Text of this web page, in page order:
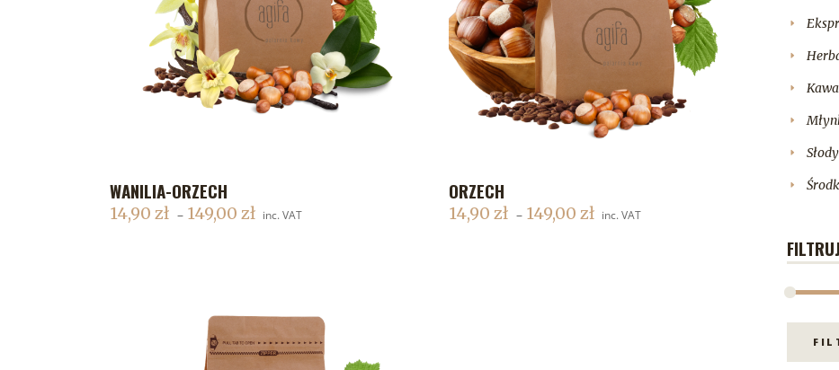
DODAJ DO KOSZYKA
WANILIA-ORZECH
14,90 zł – 149,00 zł inc. VAT
ORZECH
14,90 zł – 149,00 zł inc. VAT
Kawa